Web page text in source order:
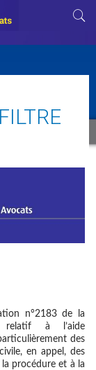
n°2183 de la
relatif à l’aide
des
en appel, des
procédure et à la